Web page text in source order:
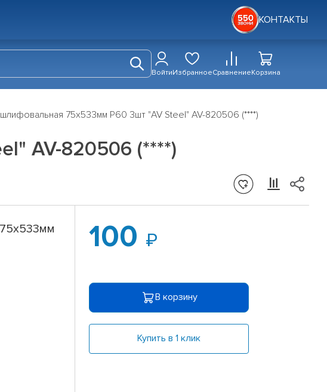
КОНТАКТЫ
ВойтиИзбранноеСравнениеКорзина
75х533мм Р60 3шт "AV Steel" AV-820506 (****)
AV-820506 (****)
100
В корзину
Купить в 1 клик